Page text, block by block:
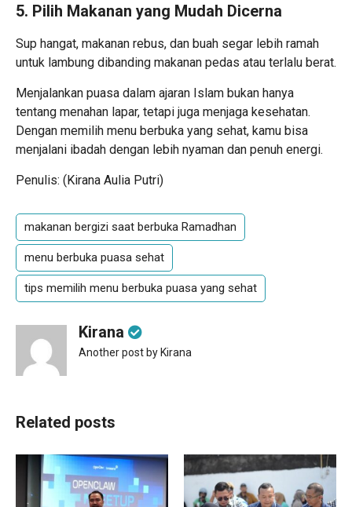
5. Pilih Makanan yang Mudah Dicerna
Sup hangat, makanan rebus, dan buah segar lebih ramah
untuk lambung dibanding makanan pedas atau terlalu berat.
Menjalankan puasa dalam ajaran Islam bukan hanya
tentang menahan lapar, tetapi juga menjaga kesehatan.
Dengan memilih menu berbuka yang sehat, kamu bisa
menjalani ibadah dengan lebih nyaman dan penuh energi.
Penulis: (Kirana Aulia Putri)
makanan bergizi saat berbuka Ramadhan
menu berbuka puasa sehat
tips memilih menu berbuka puasa yang sehat
Kirana
Another post by Kirana
Related posts